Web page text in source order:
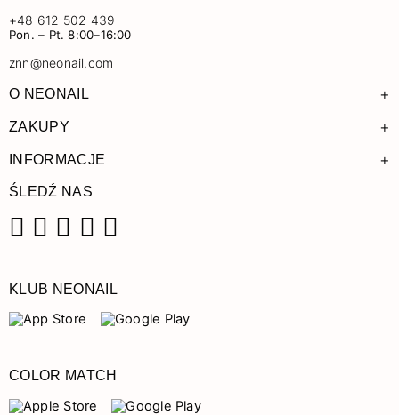
+48 612 502 439
Pon. – Pt. 8:00–16:00
znn@neonail.com
O NEONAIL +
ZAKUPY +
INFORMACJE +
ŚLEDŹ NAS
KLUB NEONAIL
COLOR MATCH